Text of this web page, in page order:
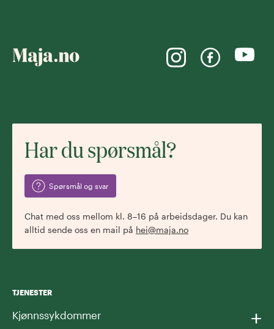
Har du spørsmål?
Spørsmål og svar
Chat med oss mellom kl. 8–16 på arbeidsdager. Du kan
alltid sende oss en mail på hei@maja.no
TJENESTER
Kjønnssykdommer +